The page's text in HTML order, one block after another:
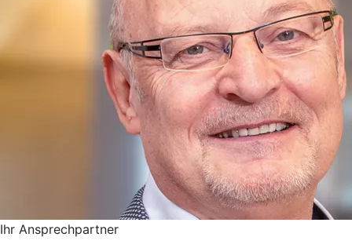
Ihr Ansprechpartner